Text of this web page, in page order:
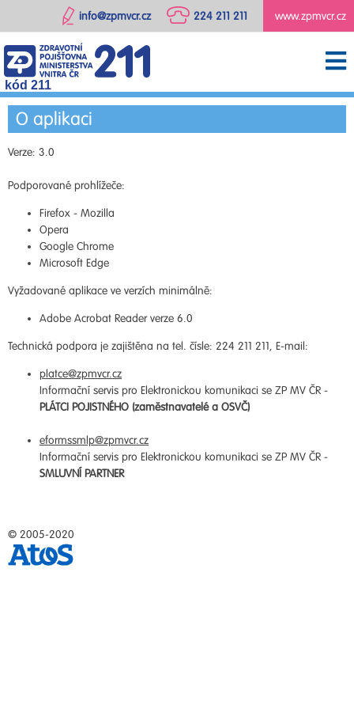
www.zpmvcr.cz
224 211 211
info@zpmvcr.cz
kód 211
O aplikaci
Verze: 3.0
Podporované prohlížeče:
Firefox - Mozilla
Opera
Google Chrome
Microsoft Edge
Vyžadované aplikace ve verzích minimálně:
Adobe Acrobat Reader verze 6.0
Technická podpora je zajištěna na tel. čísle: 224 211 211, E-mail:
platce@zpmvcr.cz
Informační servis pro Elektronickou komunikaci se ZP MV ČR -
PLÁTCI POJISTNÉHO (zaměstnavatelé a OSVČ)
eformssmlp@zpmvcr.cz
Informační servis pro Elektronickou komunikaci se ZP MV ČR -
SMLUVNÍ PARTNER
© 2005-2020